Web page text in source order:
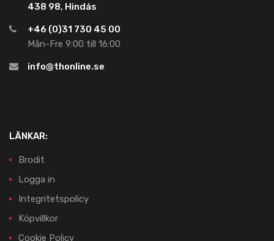
438 98, Hindås
+46 (0)31 730 45 00
Mån-Fre 9:00 till 16:00
info@thonline.se
LÄNKAR:
Brodit
Logga in
Integritetspolicy
Köpvillkor
Cookie Policy